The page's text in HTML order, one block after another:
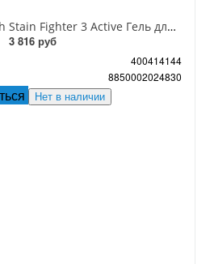
Lion Thai Pao Win Wash Stain Fighter 3 Active Гель для стирки белого белья с пятновыводителем 850 мл
3 816 руб
400414144
8850002024830
Нет в наличии